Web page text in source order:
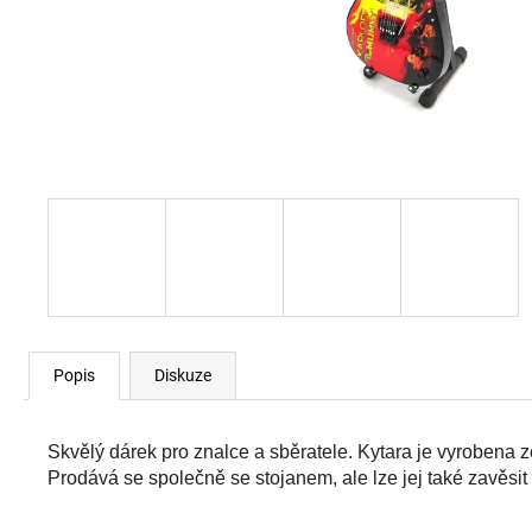
Popis Diskuze
Skvělý dárek pro znalce a sběratele. Kytara je vyrobena
Prodává se společně se stojanem, ale lze jej také zavěsit